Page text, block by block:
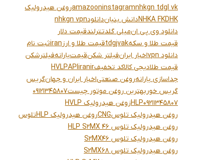
nhkgn tdgl vk
instagram
amazoonروغن هیدرولیک
NHKA FKDHKدانش بنیاندانلودnhkgn vpn
دانلود وی پی انمیلی گلدتترلندقیمت دلار
قیمت طلا و سکهtdgjvakقیمت طلا و ارزiranثبت نام
دانلود vpn
اخبار ایرانفیلتر شکنقیمتیارانهفیلترشکن
قیمت طلادیجی کالاکد تخفیفiranir
API
HVLP
جداسازی یارانهروغن صنعتیاخبار ایران و جهانگریس
گریس خوربهترین روغن موتور چیست09121345807
09211345807
HLPزوغن هیدرولیک HVLP
روغن هیدرولیک تلوسCNGروغن هیدرولیک HLP
تلوس
روغن هیدرولیک تلوس HLP S2MX 46
روغن هیدرولیک تلوس S2MX46
روغن هیدرولیک تلوس S2MX68